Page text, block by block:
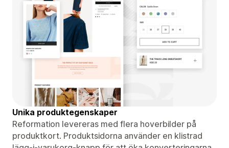
Unika produktegenskaper
Reformation levereras med flera hoverbilder på
produktkort. Produktsidorna använder en klistrad